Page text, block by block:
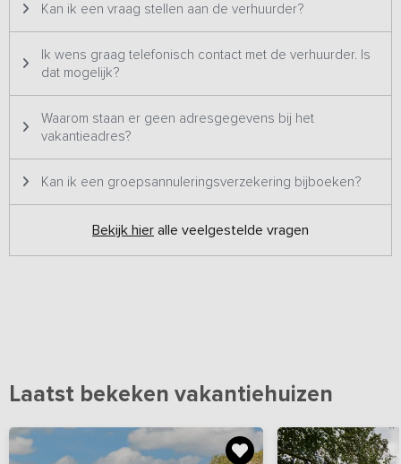
Kan ik een vraag stellen aan de verhuurder?
Ik wens graag telefonisch contact met de verhuurder. Is
dat mogelijk?
Waarom staan er geen adresgegevens bij het
vakantieadres?
Kan ik een groepsannuleringsverzekering bijboeken?
Bekijk hier alle veelgestelde vragen
Laatst bekeken vakantiehuizen